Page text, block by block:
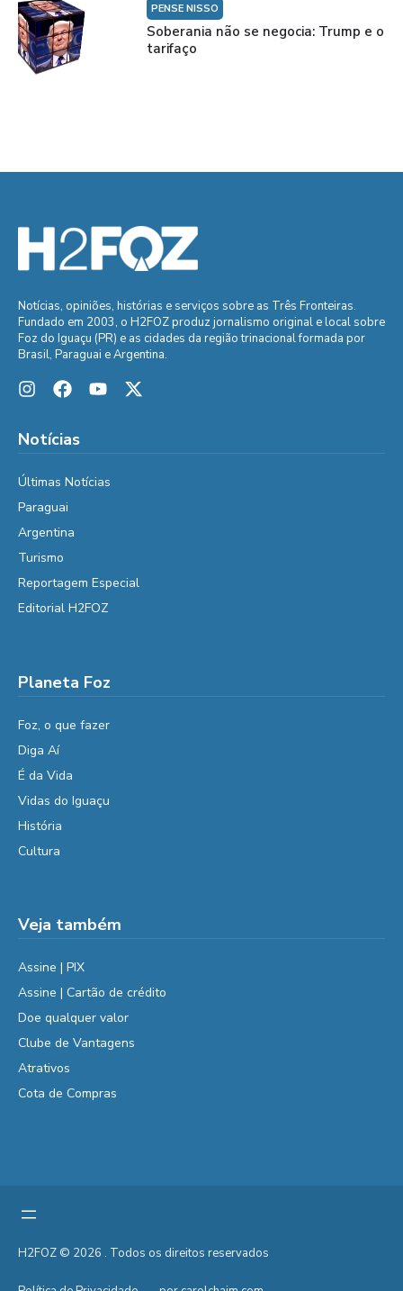
PENSE NISSO
Soberania não se negocia: Trump e o
tarifaço
Notícias, opiniões, histórias e serviços sobre as Três Fronteiras.
Fundado em 2003, o H2FOZ produz jornalismo original e local sobre
Foz do Iguaçu (PR) e as cidades da região trinacional formada por
Brasil, Paraguai e Argentina.
Notícias
Últimas Notícias
Paraguai
Argentina
Turismo
Reportagem Especial
Editorial H2FOZ
Planeta Foz
Foz, o que fazer
Diga Aí
É da Vida
Vidas do Iguaçu
História
Cultura
Veja também
Assine | PIX
Assine | Cartão de crédito
Doe qualquer valor
Clube de Vantagens
Atrativos
Cota de Compras
H2FOZ © 2026 . Todos os direitos reservados